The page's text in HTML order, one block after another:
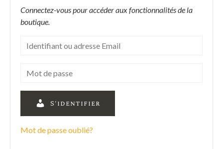
Connectez-vous pour accéder aux fonctionnalités de la
boutique.
S'identifier
Mot de passe oublié?